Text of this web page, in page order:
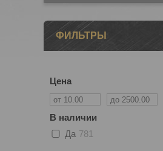
ФИЛЬТРЫ
Цена
В наличии
Да 781